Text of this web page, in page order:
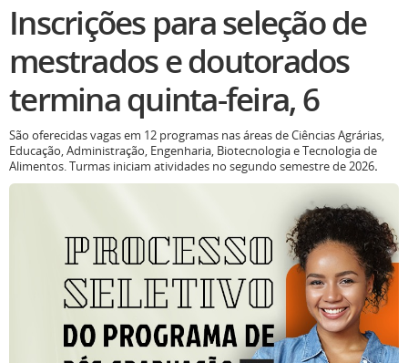
Inscrições para seleção de
mestrados e doutorados
termina quinta-feira, 6
São oferecidas vagas em 12 programas nas áreas de Ciências Agrárias,
Educação, Administração, Engenharia, Biotecnologia e Tecnologia de
Alimentos. Turmas iniciam atividades no segundo semestre de 2026.